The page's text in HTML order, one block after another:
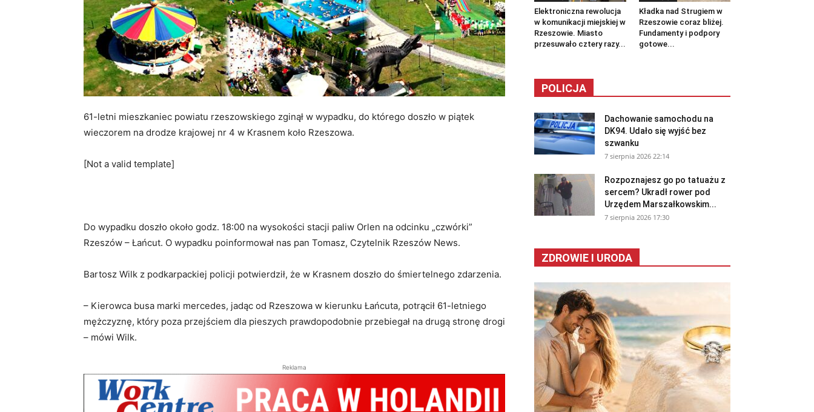
61-letni mieszkaniec powiatu rzeszowskiego zginął w wypadku, do którego doszło w piątek
wieczorem na drodze krajowej nr 4 w Krasnem koło Rzeszowa.
[Not a valid template]
Do wypadku doszło około godz. 18:00 na wysokości stacji paliw Orlen na odcinku „czwórki”
Rzeszów – Łańcut. O wypadku poinformował nas pan Tomasz, Czytelnik Rzeszów News.
Bartosz Wilk z podkarpackiej policji potwierdził, że w Krasnem doszło do śmiertelnego zdarzenia.
– Kierowca busa marki mercedes, jadąc od Rzeszowa w kierunku Łańcuta, potrącił 61-letniego
mężczyznę, który poza przejściem dla pieszych prawdopodobnie przebiegał na drugą stronę drogi
– mówi Wilk.
Reklama
Elektroniczna rewolucja
w komunikacji miejskiej w
Rzeszowie. Miasto
przesuwało cztery razy...
Kładka nad Strugiem w
Rzeszowie coraz bliżej.
Fundamenty i podpory
gotowe...
POLICJA
Dachowanie samochodu na
DK94. Udało się wyjść bez
szwanku
7 sierpnia 2026 22:14
Rozpoznajesz go po tatuażu z
sercem? Ukradł rower pod
Urzędem Marszałkowskim...
7 sierpnia 2026 17:30
ZDROWIE I URODA